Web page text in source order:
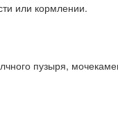
или кормлении.
пузыря,